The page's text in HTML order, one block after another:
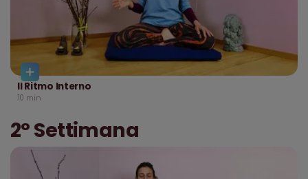
Il Ritmo Interno
10 min
2° Settimana